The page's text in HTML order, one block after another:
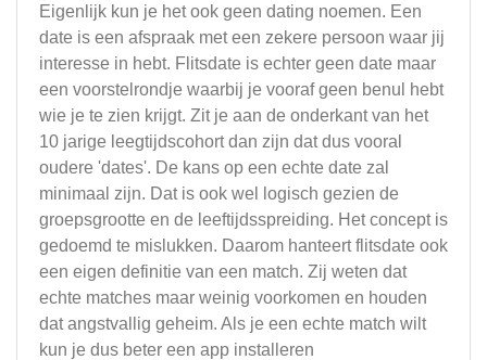
Eigenlijk kun je het ook geen dating noemen. Een
date is een afspraak met een zekere persoon waar jij
interesse in hebt. Flitsdate is echter geen date maar
een voorstelrondje waarbij je vooraf geen benul hebt
wie je te zien krijgt. Zit je aan de onderkant van het
10 jarige leegtijdscohort dan zijn dat dus vooral
oudere 'dates'. De kans op een echte date zal
minimaal zijn. Dat is ook wel logisch gezien de
groepsgrootte en de leeftijdsspreiding. Het concept is
gedoemd te mislukken. Daarom hanteert flitsdate ook
een eigen definitie van een match. Zij weten dat
echte matches maar weinig voorkomen en houden
dat angstvallig geheim. Als je een echte match wilt
kun je dus beter een app installeren